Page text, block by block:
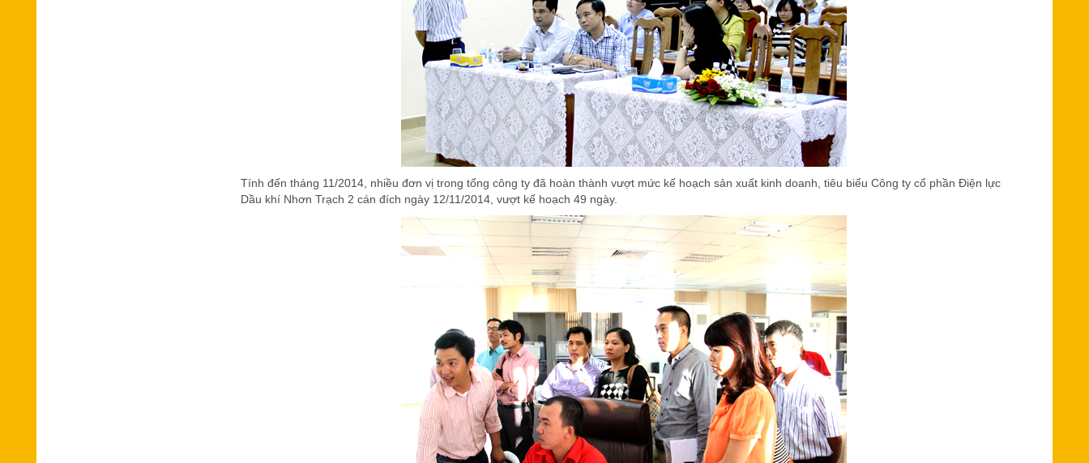
Tính đến tháng 11/2014, nhiều đơn vị trong tổng công ty đã hoàn thành vượt mức kế hoạch sản xuất kinh doanh, tiêu biểu Công ty cổ phần Điện lực
Dầu khí Nhơn Trạch 2 cán đích ngày 12/11/2014, vượt kế hoạch 49 ngày.